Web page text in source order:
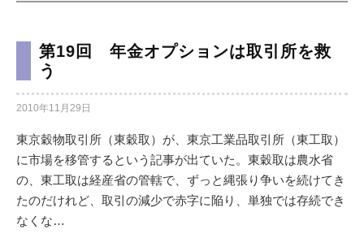
第19回 年金オプションは取引所を救
う
2010年11月29日
東京穀物取引所（東穀取）が、東京工業品取引所（東工取）
に市場を移管するという記事が出ていた。東穀取は農水省
の、東工取は経産省の管轄で、ずっと縄張り争いを続けてき
たのだけれど、取引の減少で赤字に陥り、単独では存続でき
なくな…